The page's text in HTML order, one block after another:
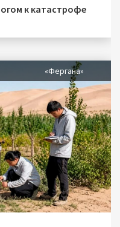
к катастрофе
«Фергана»